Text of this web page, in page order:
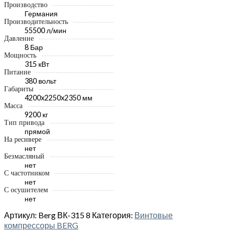
Производство
Германия
Производительность
55500 л/мин
Давление
8 Бар
Мощность
315 кВт
Питание
380 вольт
Габариты
4200x2250x2350 мм
Масса
9200 кг
Тип привода
прямой
На ресивере
нет
Безмасляный
нет
С частотником
нет
С осушителем
нет
Артикул: Berg ВК-315 8 Категория: Винтовые
компрессоры BERG